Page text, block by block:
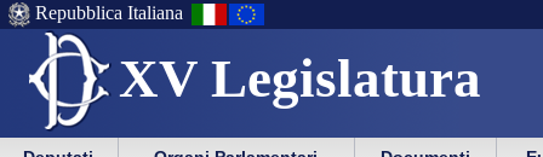
XV Legislatura
Menu
Vai
Repubblica Italiana
Menu
Vai